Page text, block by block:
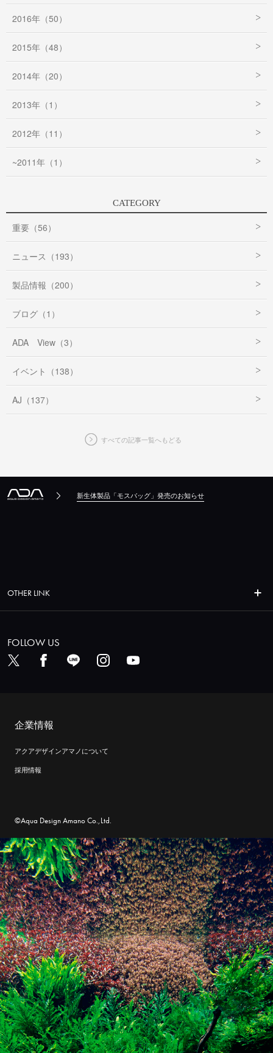
2016年（50）
2015年（48）
2014年（20）
2013年（1）
2012年（11）
~2011年（1）
CATEGORY
重要（56）
ニュース（193）
製品情報（200）
ブログ（1）
ADA View（3）
イベント（138）
AJ（137）
すべての記事一覧へもどる
新生体製品「モスバッグ」発売のお知らせ
OTHER LINK
FOLLOW US
企業情報
アクアデザインアマノについて
採用情報
©Aqua Design Amano Co.,Ltd.